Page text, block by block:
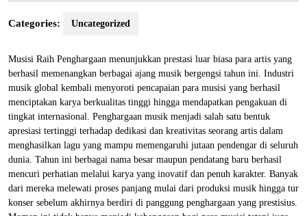
Categories: Uncategorized
Musisi Raih Penghargaan menunjukkan prestasi luar biasa para artis yang
berhasil memenangkan berbagai ajang musik bergengsi tahun ini. Industri
musik global kembali menyoroti pencapaian para musisi yang berhasil
menciptakan karya berkualitas tinggi hingga mendapatkan pengakuan di
tingkat internasional. Penghargaan musik menjadi salah satu bentuk
apresiasi tertinggi terhadap dedikasi dan kreativitas seorang artis dalam
menghasilkan lagu yang mampu memengaruhi jutaan pendengar di seluruh
dunia. Tahun ini berbagai nama besar maupun pendatang baru berhasil
mencuri perhatian melalui karya yang inovatif dan penuh karakter. Banyak
dari mereka melewati proses panjang mulai dari produksi musik hingga tur
konser sebelum akhirnya berdiri di panggung penghargaan yang prestisius.